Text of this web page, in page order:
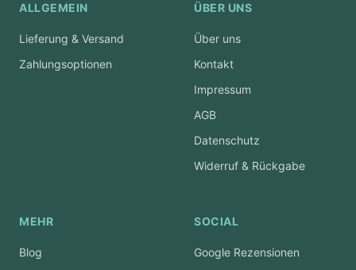
ALLGEMEIN
Lieferung & Versand
Zahlungsoptionen
ÜBER UNS
Über uns
Kontakt
Impressum
AGB
Datenschutz
Widerruf & Rückgabe
MEHR
Blog
SOCIAL
Google Rezensionen